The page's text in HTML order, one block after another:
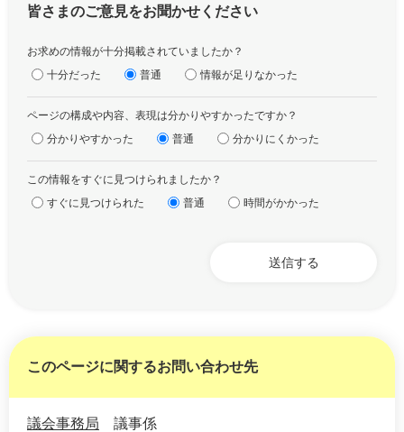
皆さまのご意見をお聞かせください
お求めの情報が十分掲載されていましたか？
十分だった
普通 情報が足りなかった
ページの構成や内容、表現は分かりやすかったですか？
分かりやすかった
普通 分かりにくかった
この情報をすぐに見つけられましたか？
すぐに見つけられた
普通 時間がかかった
このページに関するお問い合わせ先
議会事務局 議事係